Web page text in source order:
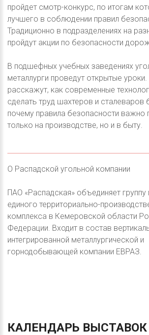
пройдет смотр-конкурс, по итогам
лучшего в соблюдении правил
Традиционно в подразделениях на
пройдут акции по безопасности
В подшефных учебных заведениях
металлурги проведут открытые
расскажут, как современные
сделать труд шахтеров и сталеваров
почему правила безопасности важно
только на производстве, но и в быту.
О Распадской угольной компании
ПАО «Распадская» объединяет группу
единого территориально-
комплекса в Кемеровской области
Федерации. Входит в состав
интегрированной металлургической и
горнодобывающей компании ЕВРАЗ.
КАЛЕНДАРЬ ВЫСТАВОК